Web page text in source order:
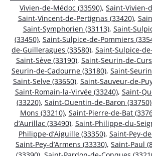
Vivien-de-Médoc (33590), Saint-Vivien-
Saint-Vincent-de-Pertignas (33420),
Saint-Symphorien (33113), Saint-
(33450), Saint-Sulpice-de-Pommiers
de-Guilleragues (33580), Saint-Sulpice-
Saint-Sève (33190), Saint-Seurin-de-
Seurin-de-Cadourne (33180), Saint-
Saint-Selve (33650), Saint-Sauveur-de-
Saint-Romain-la-Virvée (33240), Saint-
(33220), Saint-Quentin-de-Baron (33750)
Mons (33210), Saint-Pierre-de-Bat
d’Aurillac (33490), Saint-Philippe-du-
Philippe-d’Aiguille (33350), Saint-Pey-
Saint-Pey-d’Armens (33330), Saint-Paul